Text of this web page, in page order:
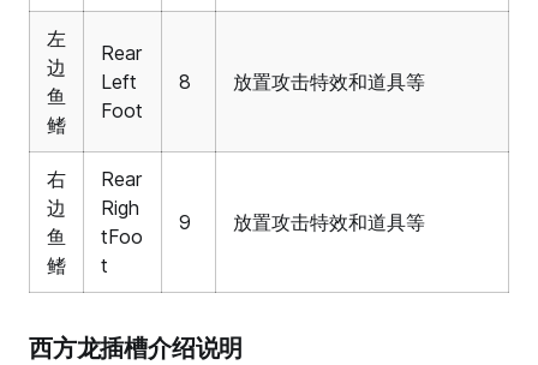
左
边
鱼
鳍
Rear
Left
Foot
8 放置攻击特效和道具等
右
边
鱼
鳍
Rear
Righ
tFoo
t
9 放置攻击特效和道具等
西方龙插槽介绍说明